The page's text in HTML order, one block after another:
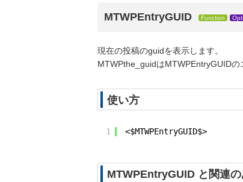
MTWPEntryGUID Function
現在の投稿のguidを表示します。
MTWPthe_guidはMTWPEntryGUIDの
使い方
1 <$MTWPEntryGUID$>
MTWPEntryGUID と関連